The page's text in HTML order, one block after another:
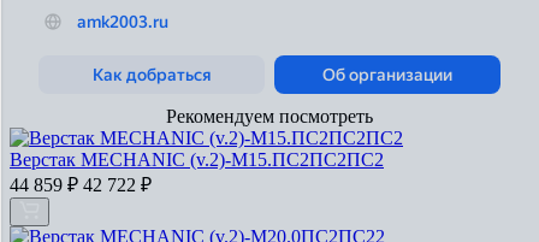
Рекомендуем посмотреть
Верстак MECHANIC (v.2)-М15.ПС2ПС2ПС2
44 859 ₽ 42 722 ₽